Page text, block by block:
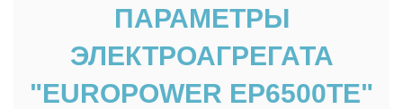
ПАРАМЕТРЫ
ЭЛЕКТРОАГРЕГАТА
"EUROPOWER EP6500TE"